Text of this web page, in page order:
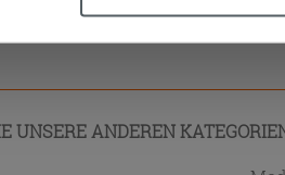
UNSERE ANDEREN